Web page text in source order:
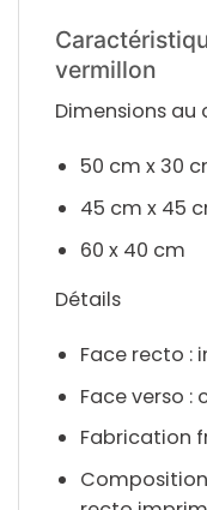
vermillon
Dimensions au
50 cm x 30
45 cm x 45
60 x 40 cm
Détails
Face recto :
Face verso :
Fabrication